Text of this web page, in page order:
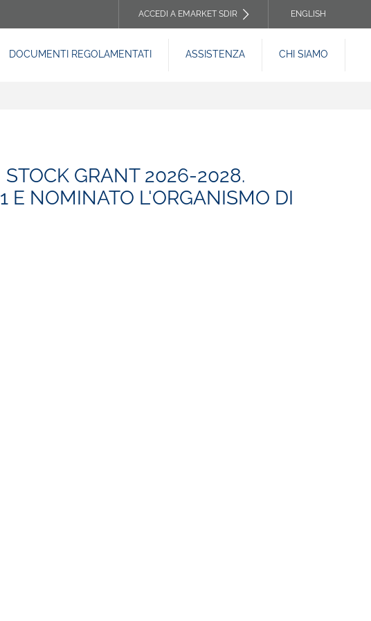
TOP
ACCEDI A EMARKET SDIR ENGLISH
DOCUMENTI REGOLAMENTATI ASSISTENZA CHI SIAMO
GRANT 2026-2028.
E NOMINATO L'ORGANISMO DI